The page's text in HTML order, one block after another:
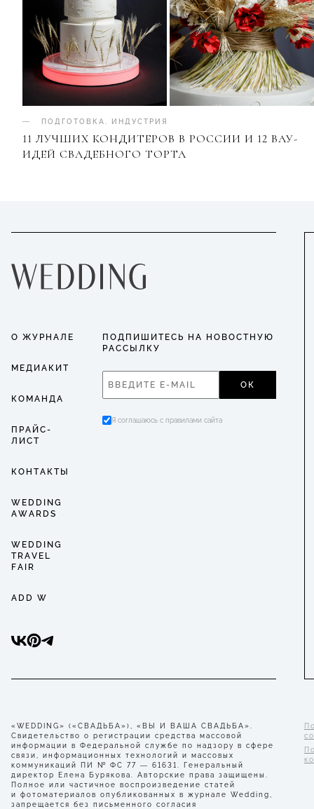
ПОДГОТОВКА ИНДУСТРИЯ
11 ЛУЧШИХ КОНДИТЕРОВ В РОССИИ И 12 ВАУ-
ИДЕЙ СВАДЕБНОГО ТОРТА
О ЖУРНАЛЕ
МЕДИАКИТ
КОМАНДА
ПРАЙС-
ЛИСТ
КОНТАКТЫ
WEDDING
AWARDS
WEDDING
TRAVEL
FAIR
ADD W
ПОДПИШИТЕСЬ НА НОВОСТНУЮ
РАССЫЛКУ
ОК
Я соглашаюсь с правилами сайта
«WEDDING» («СВАДЬБА»), «ВЫ И ВАША СВАДЬБА».
Свидетельство о регистрации средства массовой
информации в Федеральной службе по надзору в сфере
связи, информационных технологий и массовых
коммуникаций ПИ № ФС 77 — 61631. Генеральный
директор Елена Бурякова. Авторские права защищены.
Полное или частичное воспроизведение статей
и фотоматериалов опубликованных в журнале Wedding,
запрещается без письменного согласия